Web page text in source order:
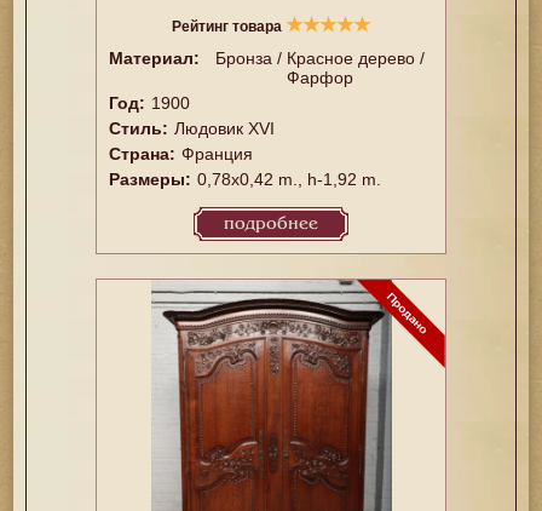
Рейтинг товара ★★★★★
Материал:
Бронза / Красное дерево /
Фарфор
Год: 1900
Стиль: Людовик XVI
Страна: Франция
Размеры: 0,78x0,42 m., h-1,92 m.
подробнее